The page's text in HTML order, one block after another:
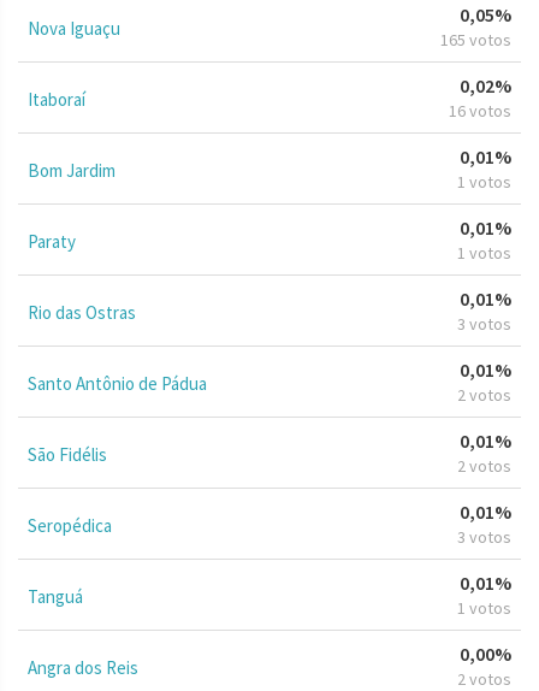
Nova Iguaçu
0,05%
165 votos
Itaboraí
0,02%
16 votos
Bom Jardim
0,01%
1 votos
Paraty
0,01%
1 votos
Rio das Ostras
0,01%
3 votos
Santo Antônio de Pádua
0,01%
2 votos
São Fidélis
0,01%
2 votos
Seropédica
0,01%
3 votos
Tanguá
0,01%
1 votos
Angra dos Reis
0,00%
2 votos